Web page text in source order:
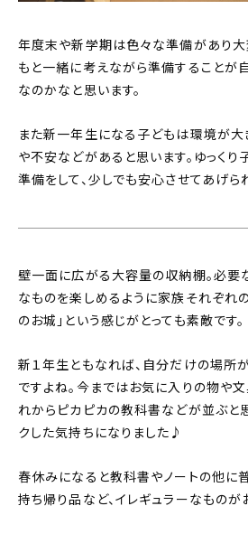
年度末や新学期は色々な準備があり大
もと一緒に考えながら準備することが
なのかなと思います。
また新一年生になる子どもは環境が大
や不安などがあると思います。ゆっく
準備をして、少しでも安心させてあげら
壁一面に広がる大容量の収納棚。必要
なものを楽しめるように家族それぞれの
のお城」という感じがとっても素敵です。
新１年生ともなれば、自分だけの場所
ですよね。今まではお気に入りの物や
れからピカピカの教科書などが並ぶと
クした気持ちになりました♪
春休みになると教科書やノートの他に
持ち帰り品など、イレギュラーなものが